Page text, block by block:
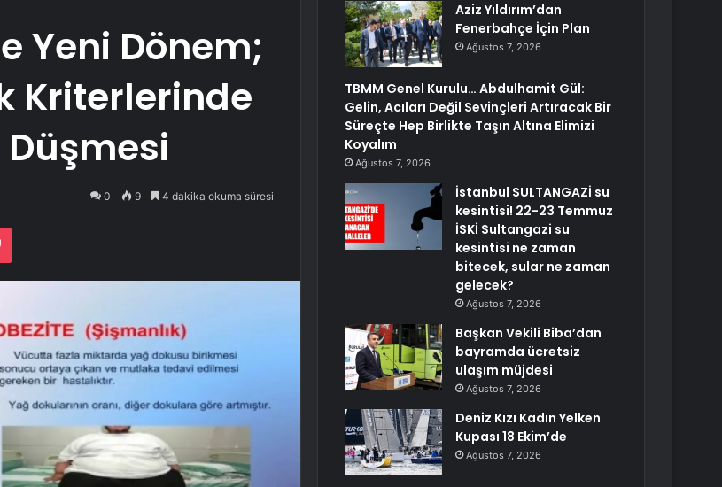
Yeni Dönem;
Kriterlerinde
0 9 4 dakika okuma süresi
Pocket
Aziz Yıldırım’dan
Fenerbahçe İçin Plan
Ağustos 7, 2026
TBMM Genel Kurulu… Abdulhamit Gül:
Gelin, Acıları Değil Sevinçleri Artıracak Bir
Süreçte Hep Birlikte Taşın Altına Elimizi
Koyalım
Ağustos 7, 2026
İstanbul SULTANGAZİ su
kesintisi! 22-23 Temmuz
İSKİ Sultangazi su
kesintisi ne zaman
bitecek, sular ne zaman
gelecek?
Ağustos 7, 2026
Başkan Vekili Biba’dan
bayramda ücretsiz
ulaşım müjdesi
Ağustos 7, 2026
Deniz Kızı Kadın Yelken
Kupası 18 Ekim’de
Ağustos 7, 2026